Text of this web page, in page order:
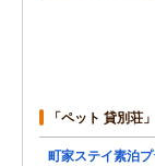
「ペット 貸別荘
町家ステイ素泊